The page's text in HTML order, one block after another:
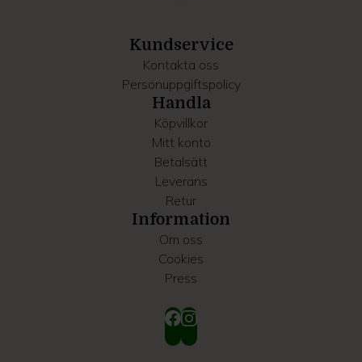
Kundservice
Kontakta oss
Personuppgiftspolicy
Handla
Köpvillkor
Mitt konto
Betalsätt
Leverans
Retur
Information
Om oss
Cookies
Press